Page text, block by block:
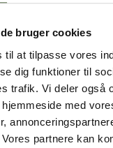
bruger cookies
til at tilpasse vores
dig funktioner til
trafik. Vi deler også
med
partnere kan
i blandingen på
for meget og bliver
op på middelvarme
på hver side, til de er
hindbær og flormelis
riddere med friske
bær, alt efter hvad der